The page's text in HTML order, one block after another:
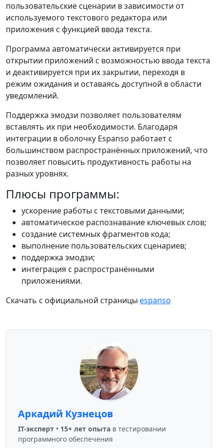
пользовательские сценарии в зависимости от
используемого текстового редактора или
приложения с функцией ввода текста.
Программа автоматически активируется при
открытии приложений с возможностью ввода текста
и деактивируется при их закрытии, переходя в
режим ожидания и оставаясь доступной в области
уведомлений.
Поддержка эмодзи позволяет пользователям
вставлять их при необходимости. Благодаря
интеграции в оболочку Espanso работает с
большинством распространённых приложений, что
позволяет повысить продуктивность работы на
разных уровнях.
Плюсы программы:
ускорение работы с текстовыми данными;
автоматическое распознавание ключевых слов;
создание системных фрагментов кода;
выполнение пользовательских сценариев;
поддержка эмодзи;
интеграция с распространёнными
приложениями.
Скачать с официальной страницы espanso
Аркадий Кузнецов
IT-эксперт • 15+ лет опыта в тестировании
программного обеспечения